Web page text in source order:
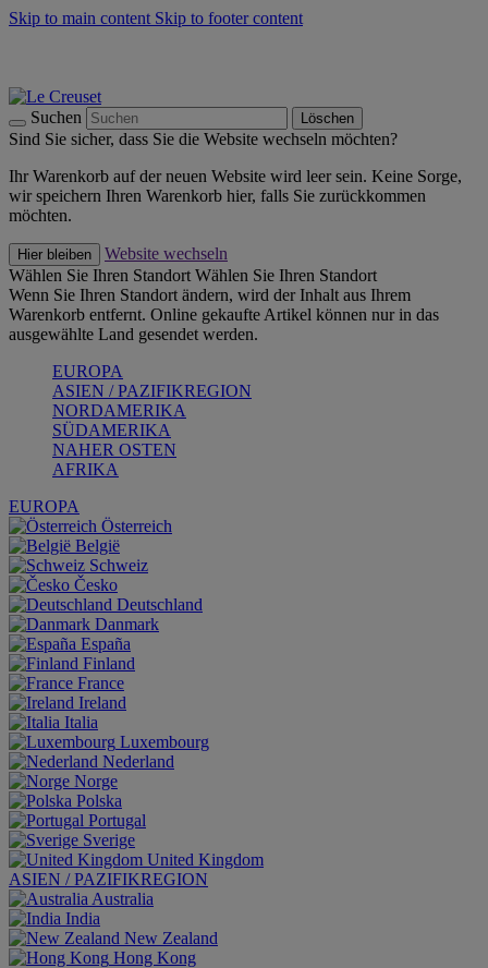
Skip to main content Skip to footer content
Suchen Löschen
Sind Sie sicher, dass Sie die Website wechseln möchten?
Ihr Warenkorb auf der neuen Website wird leer sein. Keine Sorge,
wir speichern Ihren Warenkorb hier, falls Sie zurückkommen
möchten.
Hier bleiben
Website wechseln
Wählen Sie Ihren Standort Wählen Sie Ihren Standort
Wenn Sie Ihren Standort ändern, wird der Inhalt aus Ihrem
Warenkorb entfernt. Online gekaufte Artikel können nur in das
ausgewählte Land gesendet werden.
EUROPA
ASIEN / PAZIFIKREGION
NORDAMERIKA
SÜDAMERIKA
NAHER OSTEN
AFRIKA
EUROPA
Österreich
België
Schweiz
Česko
Deutschland
Danmark
España
Finland
France
Ireland
Italia
Luxembourg
Nederland
Norge
Polska
Portugal
Sverige
United Kingdom
ASIEN / PAZIFIKREGION
Australia
India
New Zealand
Hong Kong